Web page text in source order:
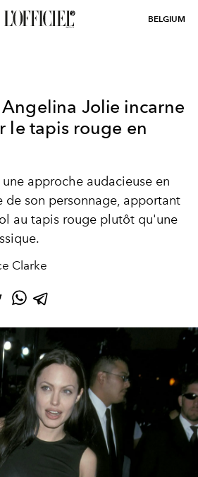
BELGIUM
Angelina Jolie incarne
le tapis rouge en
approche audacieuse en
de son personnage, apportant
au tapis rouge plutôt qu'une
Clarke